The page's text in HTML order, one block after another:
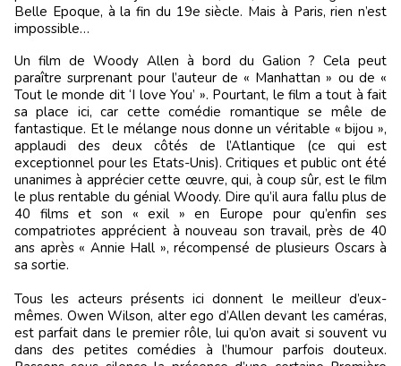
Belle Epoque, à la fin du 19e siècle. Mais à Paris, rien n’est
impossible…
Un film de Woody Allen à bord du Galion ? Cela peut
paraître surprenant pour l’auteur de « Manhattan » ou de «
Tout le monde dit ‘I love You’ ». Pourtant, le film a tout à fait
sa place ici, car cette comédie romantique se mêle de
fantastique. Et le mélange nous donne un véritable « bijou »,
applaudi des deux côtés de l’Atlantique (ce qui est
exceptionnel pour les Etats-Unis). Critiques et public ont été
unanimes à apprécier cette œuvre, qui, à coup sûr, est le film
le plus rentable du génial Woody. Dire qu’il aura fallu plus de
40 films et son « exil » en Europe pour qu’enfin ses
compatriotes apprécient à nouveau son travail, près de 40
ans après « Annie Hall », récompensé de plusieurs Oscars à
sa sortie.
Tous les acteurs présents ici donnent le meilleur d’eux-
mêmes. Owen Wilson, alter ego d’Allen devant les caméras,
est parfait dans le premier rôle, lui qu’on avait si souvent vu
dans des petites comédies à l’humour parfois douteux.